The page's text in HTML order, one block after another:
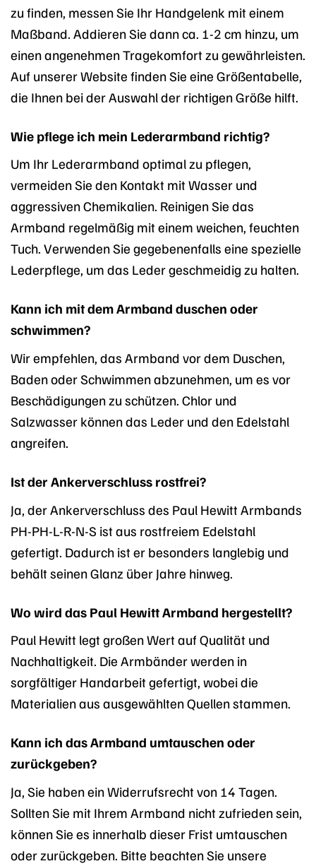
zu finden, messen Sie Ihr Handgelenk mit einem
Maßband. Addieren Sie dann ca. 1-2 cm hinzu, um
einen angenehmen Tragekomfort zu gewährleisten.
Auf unserer Website finden Sie eine Größentabelle,
die Ihnen bei der Auswahl der richtigen Größe hilft.
Wie pflege ich mein Lederarmband richtig?
Um Ihr Lederarmband optimal zu pflegen,
vermeiden Sie den Kontakt mit Wasser und
aggressiven Chemikalien. Reinigen Sie das
Armband regelmäßig mit einem weichen, feuchten
Tuch. Verwenden Sie gegebenenfalls eine spezielle
Lederpflege, um das Leder geschmeidig zu halten.
Kann ich mit dem Armband duschen oder
schwimmen?
Wir empfehlen, das Armband vor dem Duschen,
Baden oder Schwimmen abzunehmen, um es vor
Beschädigungen zu schützen. Chlor und
Salzwasser können das Leder und den Edelstahl
angreifen.
Ist der Ankerverschluss rostfrei?
Ja, der Ankerverschluss des Paul Hewitt Armbands
PH-PH-L-R-N-S ist aus rostfreiem Edelstahl
gefertigt. Dadurch ist er besonders langlebig und
behält seinen Glanz über Jahre hinweg.
Wo wird das Paul Hewitt Armband hergestellt?
Paul Hewitt legt großen Wert auf Qualität und
Nachhaltigkeit. Die Armbänder werden in
sorgfältiger Handarbeit gefertigt, wobei die
Materialien aus ausgewählten Quellen stammen.
Kann ich das Armband umtauschen oder
zurückgeben?
Ja, Sie haben ein Widerrufsrecht von 14 Tagen.
Sollten Sie mit Ihrem Armband nicht zufrieden sein,
können Sie es innerhalb dieser Frist umtauschen
oder zurückgeben. Bitte beachten Sie unsere